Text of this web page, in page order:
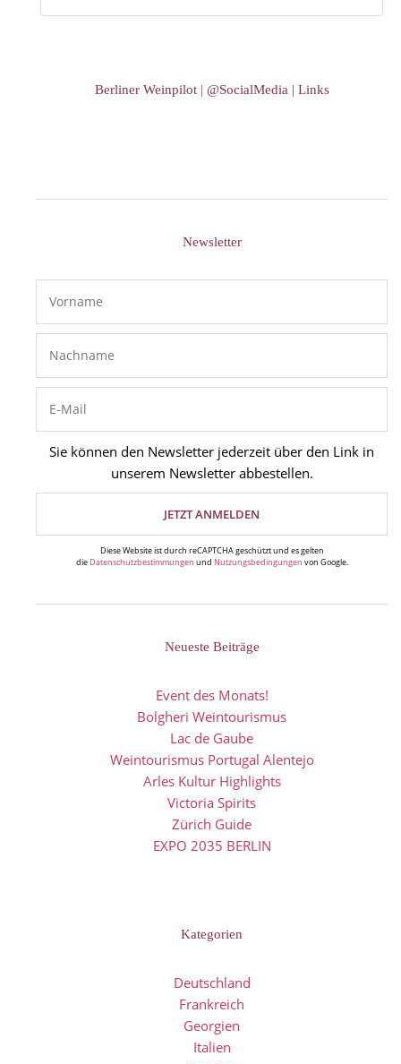
Berliner Weinpilot | @SocialMedia | Links
Newsletter
Sie können den Newsletter jederzeit über den Link in
unserem Newsletter abbestellen.
Diese Website ist durch reCAPTCHA geschützt und es gelten
die Datenschutzbestimmungen und Nutzungsbedingungen von Google.
Neueste Beiträge
Event des Monats!
Bolgheri Weintourismus
Lac de Gaube
Weintourismus Portugal Alentejo
Arles Kultur Highlights
Victoria Spirits
Zürich Guide
EXPO 2035 BERLIN
Kategorien
Deutschland
Frankreich
Georgien
Italien